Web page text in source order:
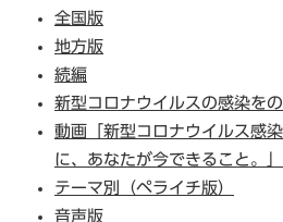
全国版
地方版
続編
新型コロナウイルスの感染を
動画「新型コロナウイルス感
に、あなたが今できること。」
テーマ別（ペライチ版）
音声版